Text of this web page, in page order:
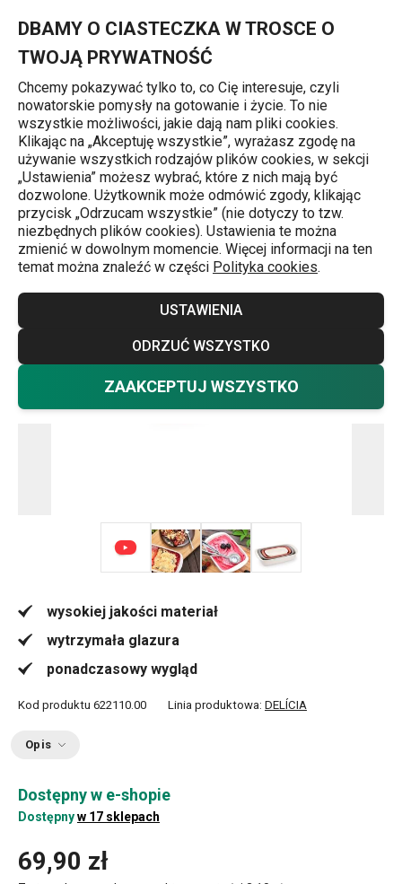
DBAMY O CIASTECZKA W TROSCE O
TWOJĄ PRYWATNOŚĆ
Chcemy pokazywać tylko to, co Cię interesuje, czyli
nowatorskie pomysły na gotowanie i życie. To nie
wszystkie możliwości, jakie dają nam pliki cookies.
Klikając na „Akceptuję wszystkie”, wyrażasz zgodę na
używanie wszystkich rodzajów plików cookies, w sekcji
„Ustawienia” możesz wybrać, które z nich mają być
dozwolone. Użytkownik może odmówić zgody, klikając
przycisk „Odrzucam wszystkie” (nie dotyczy to tzw.
niezbędnych plików cookies). Ustawienia te można
zmienić w dowolnym momencie. Więcej informacji na ten
temat można znaleźć w części Polityka cookies.
USTAWIENIA
ODRZUĆ WSZYSTKO
ZAAKCEPTUJ WSZYSTKO
Naczynia do zapiekania
Naczynie do zapiekania DELÍCIA
22 x 13 cm
wysokiej jakości materiał
wytrzymała glazura
ponadczasowy wygląd
Kod produktu 622110.00 Linia produktowa: DELÍCIA
Opis
Dostępny w e-shopie
Dostępnyw 17 sklepach
69,90 zł